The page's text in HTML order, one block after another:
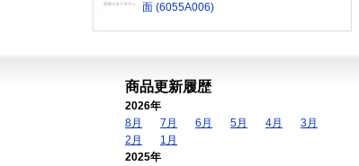
面 (6055A006)
商品更新履歴
2026年
8月
7月 6月 5月 4月
3月
2月
1月
2025年